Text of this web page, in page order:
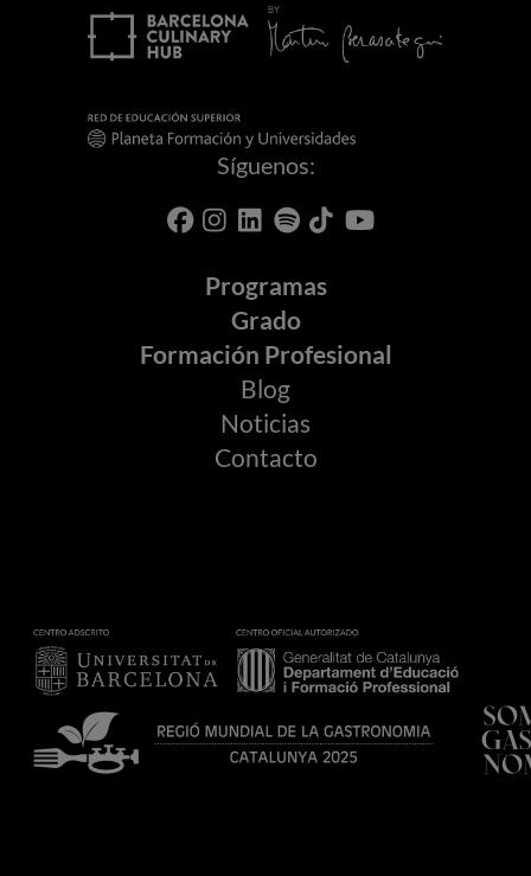
Síguenos:
Programas
Grado
Formación Profesional
Blog
Noticias
Contacto